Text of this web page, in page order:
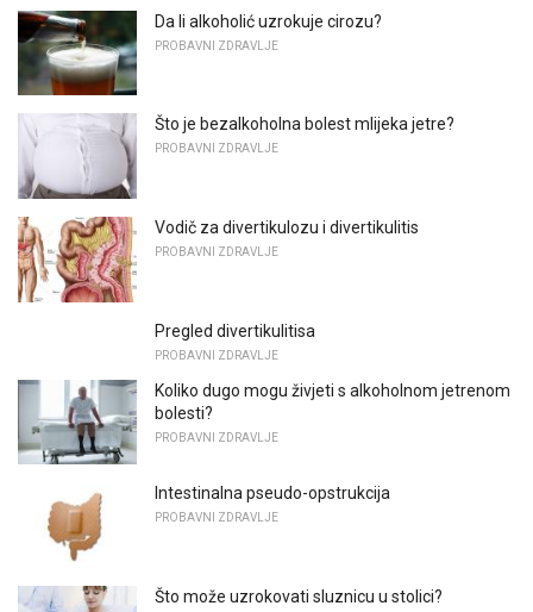
Da li alkoholić uzrokuje cirozu?
PROBAVNI ZDRAVLJE
Što je bezalkoholna bolest mlijeka jetre?
PROBAVNI ZDRAVLJE
Vodič za divertikulozu i divertikulitis
PROBAVNI ZDRAVLJE
Pregled divertikulitisa
PROBAVNI ZDRAVLJE
Koliko dugo mogu živjeti s alkoholnom jetrenom
bolesti?
PROBAVNI ZDRAVLJE
Intestinalna pseudo-opstrukcija
PROBAVNI ZDRAVLJE
Što može uzrokovati sluznicu u stolici?